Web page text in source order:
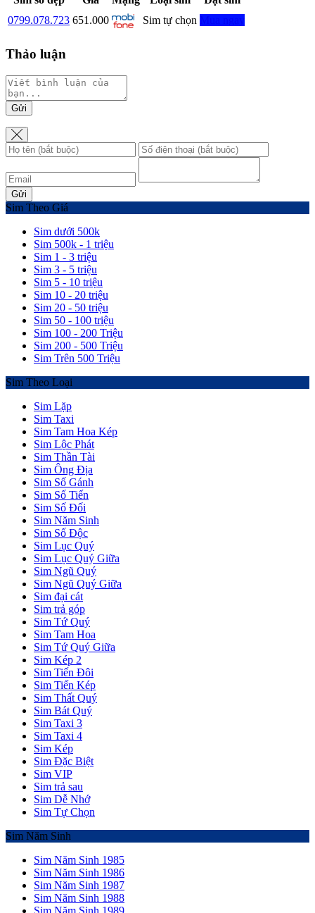
0799.078.723 651.000 Sim tự chọn
Thảo luận
Gửi
Gửi
Sim Theo Giá
Sim dưới 500k
Sim 500k - 1 triệu
Sim 1 - 3 triệu
Sim 3 - 5 triệu
Sim 5 - 10 triệu
Sim 10 - 20 triệu
Sim 20 - 50 triệu
Sim 50 - 100 triệu
Sim 100 - 200 Triệu
Sim 200 - 500 Triệu
Sim Trên 500 Triệu
Sim Theo Loại
Sim Lặp
Sim Taxi
Sim Tam Hoa Kép
Sim Lộc Phát
Sim Thần Tài
Sim Ông Địa
Sim Số Gánh
Sim Số Tiến
Sim Số Đối
Sim Năm Sinh
Sim Số Độc
Sim Lục Quý
Sim Lục Quý Giữa
Sim Ngũ Quý
Sim Ngũ Quý Giữa
Sim đại cát
Sim trả góp
Sim Tứ Quý
Sim Tam Hoa
Sim Tứ Quý Giữa
Sim Kép 2
Sim Tiến Đôi
Sim Tiến Kép
Sim Thất Quý
Sim Bát Quý
Sim Taxi 3
Sim Taxi 4
Sim Kép
Sim Đặc Biệt
Sim VIP
Sim trả sau
Sim Dễ Nhớ
Sim Tự Chọn
Sim Năm Sinh
Sim Năm Sinh 1985
Sim Năm Sinh 1986
Sim Năm Sinh 1987
Sim Năm Sinh 1988
Sim Năm Sinh 1989